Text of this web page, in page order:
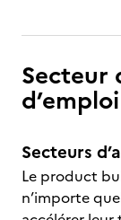
Secteur
d’emploi
Secteurs
Le product
n’importe